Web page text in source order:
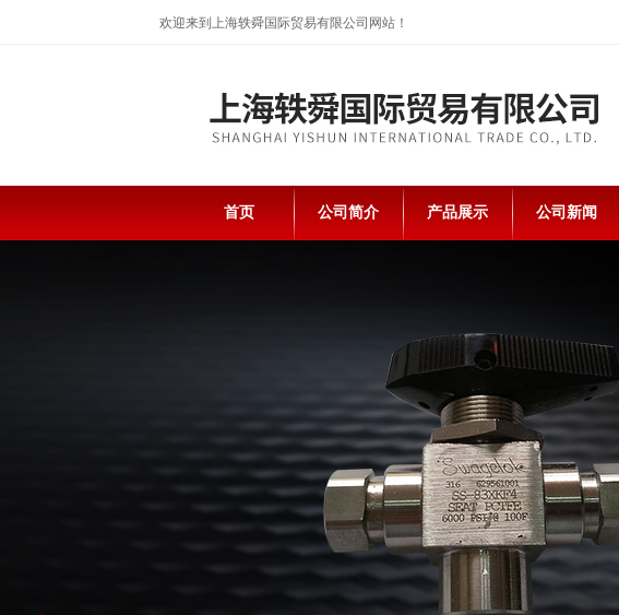
欢迎来到上海轶舜国际贸易有限公司网站！
首页 公司简介 产品展示 公司新闻